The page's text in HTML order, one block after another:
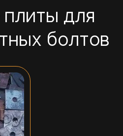
для
болтов